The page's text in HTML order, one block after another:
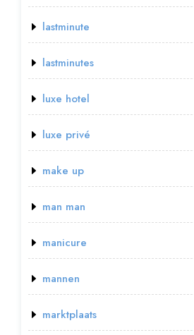
lastminute
lastminutes
luxe hotel
luxe privé
make up
man man
manicure
mannen
marktplaats